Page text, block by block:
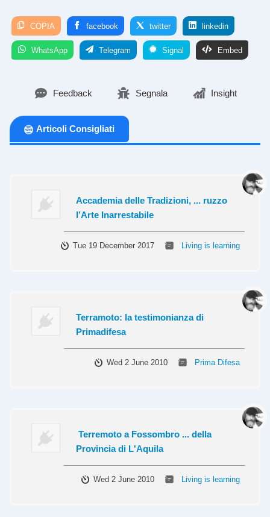
COPIA facebook twitter linkedin
WhatsApp Telegram Signal Embed
Feedback Segnala Insight
Articoli Consigliati
Accademia delle Tradizioni, ... ruzzo
l’Arte Inarrestabile
Tue 19 December 2017 Living is learning
Terramoto: la testimonianza di
Primadifesa
Wed 2 June 2010 Prima Difesa
Terremoto a Fossombro ... della
Provincia di L'Aquila
Wed 2 June 2010 Living is learning